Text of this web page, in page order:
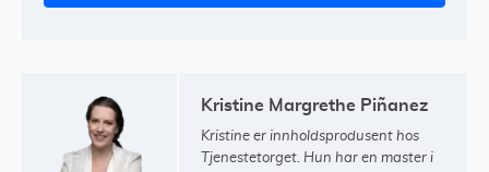
Kristine Margrethe Piñanez
Kristine er innholdsprodusent hos
Tjenestetorget. Hun har en master i